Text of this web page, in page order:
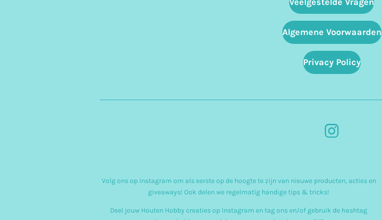
Algemene Voorwaarden
Privacy Policy
I
t
g
Volg ons op Instagram om als eerste op de hoogte te zijn van nieuwe producten, acties en
giveaways! Ook delen we regelmatig handige tips & tricks!
Deel jouw Houten Hobby creaties op Instagram en tag ons en/of gebruik de hashtag